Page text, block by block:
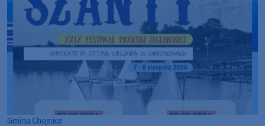
Gmina Chojnice